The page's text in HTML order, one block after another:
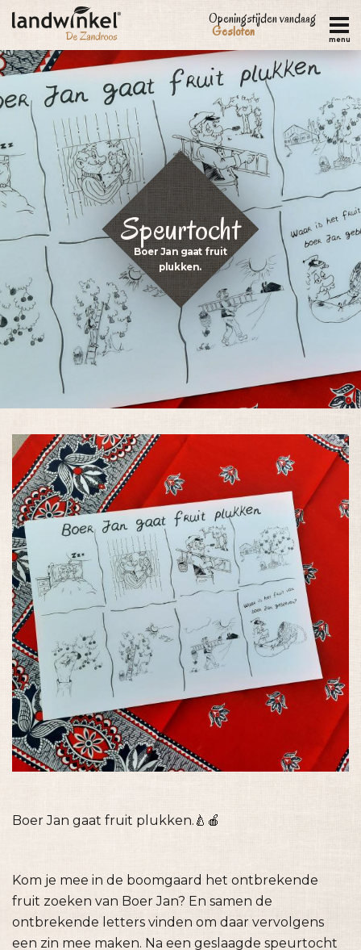
Overslaan
en
naar
de
inhoud
gaan
menu
Openingstijden vandaag
Gesloten
Speurtocht
Boer Jan gaat fruit
plukken.
Boer Jan gaat fruit plukken.🍐🍎
Kom je mee in de boomgaard het ontbrekende
fruit zoeken van Boer Jan? En samen de
ontbrekende letters vinden om daar vervolgens
een zin mee maken. Na een geslaagde speurtocht